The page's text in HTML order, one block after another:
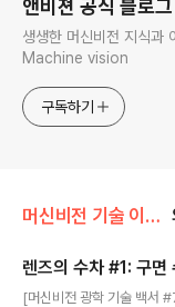
앤비젼 공식 블로
생생한 머신비전 지식
Machine vision
구독하기
머신비전 기술 이야기/광학
렌즈의 수차 #1: 구면
[머신비전 광학 기술 백서